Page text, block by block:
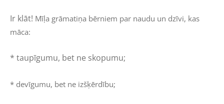
Ir klāt! Mīļa grāmatiņa bērniem par naudu un dzīvi, kas
māca:
* taupīgumu, bet ne skopumu;
* devīgumu, bet ne izšķērdību;